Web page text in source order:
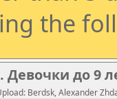
the
до 9
Berdsk, Alexander